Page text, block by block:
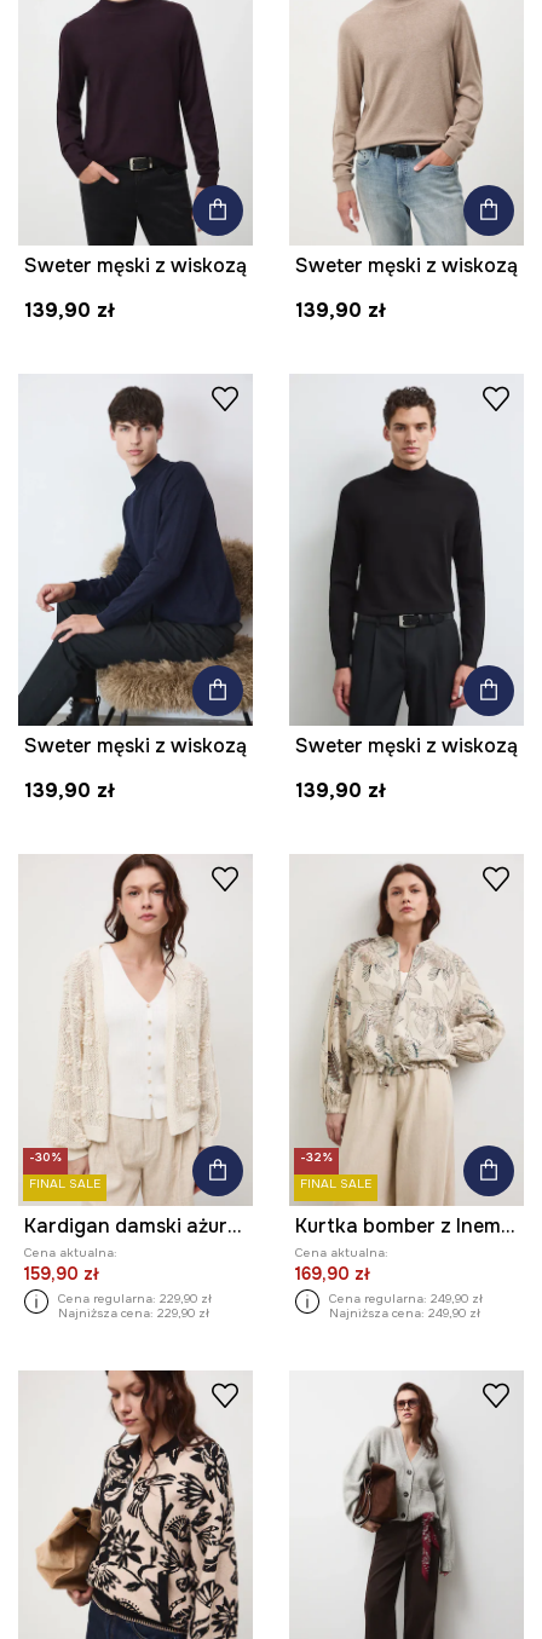
Sweter męski z wiskozą
139,90 zł
Sweter męski z wiskozą
139,90 zł
Sweter męski z wiskozą
139,90 zł
Sweter męski z wiskozą
139,90 zł
-30%
FINAL SALE
Kardigan damski ażurowy
Cena aktualna:
159,90 zł
Cena regularna: 229,90 zł
Najniższa cena: 229,90 zł
-32%
FINAL SALE
Kurtka bomber z lnem damska wzorzysta
Cena aktualna:
169,90 zł
Cena regularna: 249,90 zł
Najniższa cena: 249,90 zł